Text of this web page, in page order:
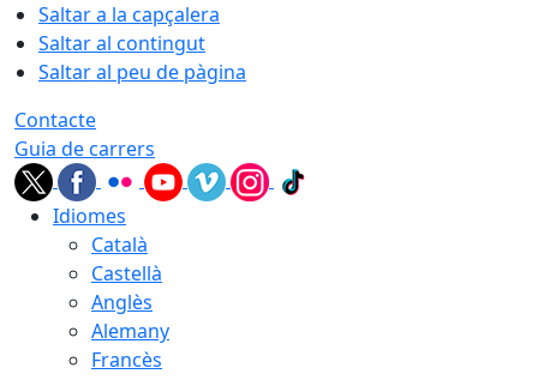
Saltar a la capçalera
Saltar al contingut
Saltar al peu de pàgina
Contacte
Guia de carrers
Idiomes
Català
Castellà
Anglès
Alemany
Francès